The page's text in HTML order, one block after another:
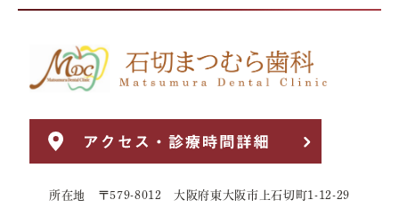
所在地 〒579-8012 大阪府東大阪市上石切町1-12-29